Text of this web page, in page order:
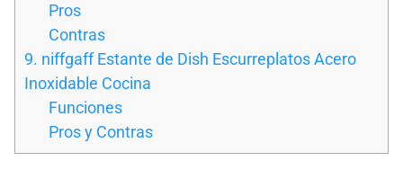
Pros
Contras
9. niffgaff Estante de Dish Escurreplatos Acero
Inoxidable Cocina
Funciones
Pros y Contras